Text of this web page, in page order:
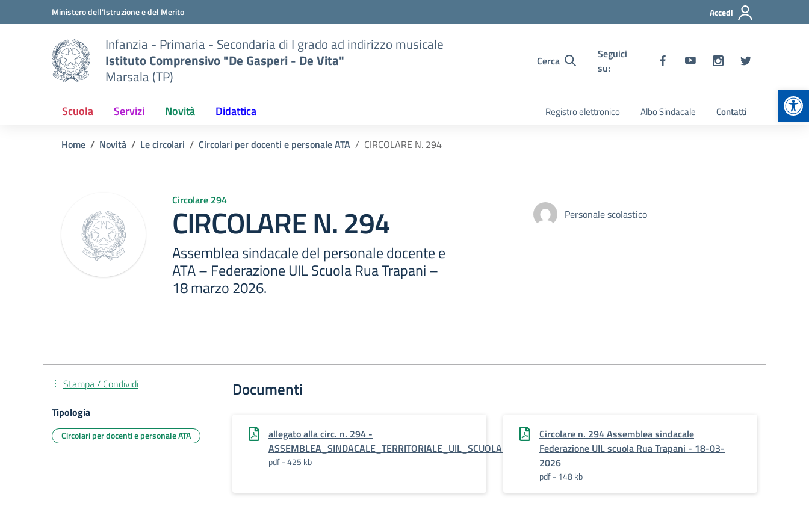
Vai ai contenuti
Vai al menu di navigazioneMinistero dell'Istruzione e del Merito Accedi
Infanzia - Primaria - Secondaria di I grado ad indirizzo musicale
Istituto Comprensivo "De Gasperi - De Vita"
Marsala (TP)
Cerca
Seguici
su:
Scuola Servizi Novità Didattica Registro elettronico Albo Sindacale Contatti
Home Novità Le circolari Circolari per docenti e personale ATA CIRCOLARE N. 294
Circolare 294
CIRCOLARE N. 294
Assemblea sindacale del personale docente e
ATA – Federazione UIL Scuola Rua Trapani –
18 marzo 2026.
Personale scolastico
Documenti
allegato alla circ. n. 294 -
ASSEMBLEA_SINDACALE_TERRITORIALE_UIL_SCUOLA_18_MARZO_DISTRETTI_63_signed
pdf - 425 kb
Circolare n. 294 Assemblea sindacale
Federazione UIL scuola Rua Trapani - 18-03-
2026
pdf - 148 kb
Stampa / Condividi
Tipologia
Circolari per docenti e personale ATA